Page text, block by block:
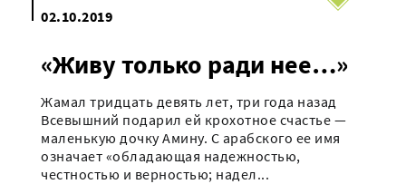
02.10.2019
«Живу только ради нее…»
Жамал тридцать девять лет, три года назад
Всевышний подарил ей крохотное счастье —
маленькую дочку Амину. С арабского ее имя
означает «обладающая надежностью,
честностью и верностью; надел...